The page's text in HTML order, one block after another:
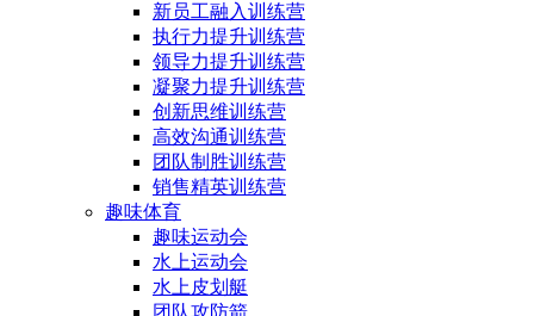
新员工融入训练营
执行力提升训练营
领导力提升训练营
凝聚力提升训练营
创新思维训练营
高效沟通训练营
团队制胜训练营
销售精英训练营
趣味体育
趣味运动会
水上运动会
水上皮划艇